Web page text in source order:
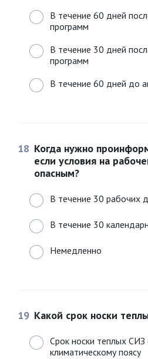
В течение 60 дней
программ
В течение 30 дней
программ
В течение 60 дней до
18 Когда нужно
если условия на
опасным?
В течение 30 рабочих
В течение 30
Немедленно
19 Какой срок носки
Срок носки теплых
климатическому поясу